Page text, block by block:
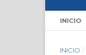
INICIO
INICIO /